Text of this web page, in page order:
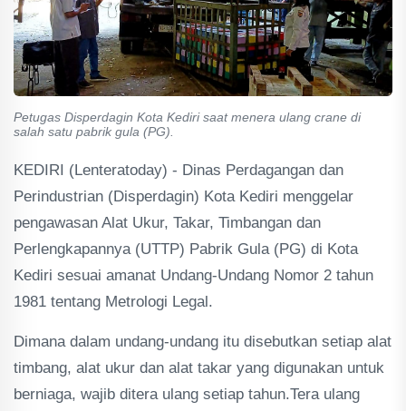
Petugas Disperdagin Kota Kediri saat menera ulang crane di
salah satu pabrik gula (PG).
KEDIRI (Lenteratoday) - Dinas Perdagangan dan
Perindustrian (Disperdagin) Kota Kediri menggelar
pengawasan Alat Ukur, Takar, Timbangan dan
Perlengkapannya (UTTP) Pabrik Gula (PG) di Kota
Kediri sesuai amanat Undang-Undang Nomor 2 tahun
1981 tentang Metrologi Legal.
Dimana dalam undang-undang itu disebutkan setiap alat
timbang, alat ukur dan alat takar yang digunakan untuk
berniaga, wajib ditera ulang setiap tahun.Tera ulang